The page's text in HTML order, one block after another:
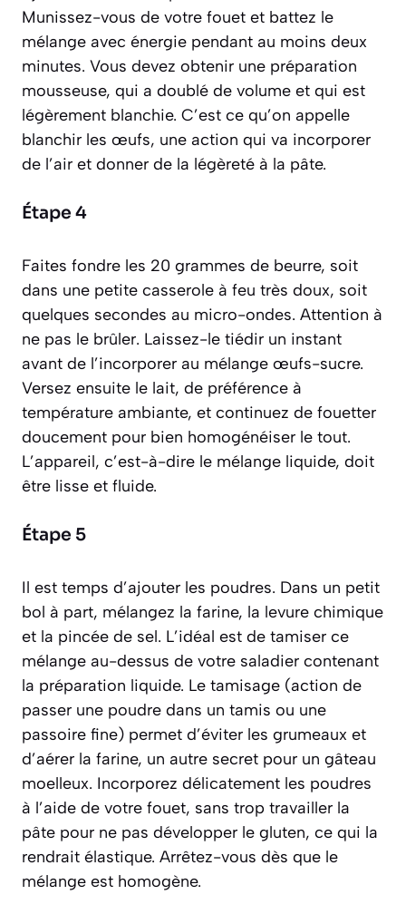
Munissez-vous de votre fouet et battez le
mélange avec énergie pendant au moins deux
minutes. Vous devez obtenir une préparation
mousseuse, qui a doublé de volume et qui est
légèrement blanchie. C’est ce qu’on appelle
blanchir les œufs, une action qui va incorporer
de l’air et donner de la légèreté à la pâte.
Étape 4
Faites fondre les 20 grammes de beurre, soit
dans une petite casserole à feu très doux, soit
quelques secondes au micro-ondes. Attention à
ne pas le brûler. Laissez-le tiédir un instant
avant de l’incorporer au mélange œufs-sucre.
Versez ensuite le lait, de préférence à
température ambiante, et continuez de fouetter
doucement pour bien homogénéiser le tout.
L’appareil, c’est-à-dire le mélange liquide, doit
être lisse et fluide.
Étape 5
Il est temps d’ajouter les poudres. Dans un petit
bol à part, mélangez la farine, la levure chimique
et la pincée de sel. L’idéal est de tamiser ce
mélange au-dessus de votre saladier contenant
la préparation liquide. Le tamisage (action de
passer une poudre dans un tamis ou une
passoire fine) permet d’éviter les grumeaux et
d’aérer la farine, un autre secret pour un gâteau
moelleux. Incorporez délicatement les poudres
à l’aide de votre fouet, sans trop travailler la
pâte pour ne pas développer le gluten, ce qui la
rendrait élastique. Arrêtez-vous dès que le
mélange est homogène.